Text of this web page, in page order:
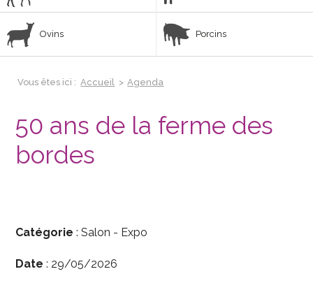
Ovins Porcins
Vous êtes ici : Accueil > Agenda
50 ans de la ferme des
bordes
Catégorie : Salon - Expo
Date : 29/05/2026